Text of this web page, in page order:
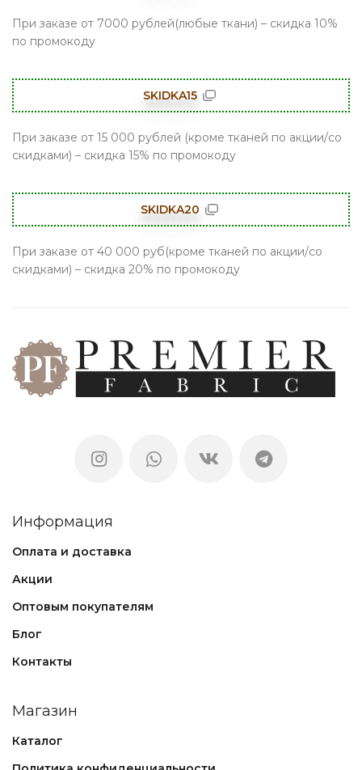
При заказе от 7000 рублей(любые ткани) – скидка 10%
по промокоду
SKIDKA15
При заказе от 15 000 рублей (кроме тканей по акции/со
скидками) – скидка 15% по промокоду
SKIDKA20
При заказе от 40 000 руб(кроме тканей по акции/со
скидками) – скидка 20% по промокоду
Информация
Оплата и доставка
Акции
Оптовым покупателям
Блог
Контакты
Магазин
Каталог